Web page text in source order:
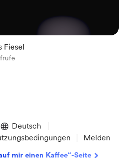
Fiesel
Deutsch
Melden
mir einen Kaffee“-Seite